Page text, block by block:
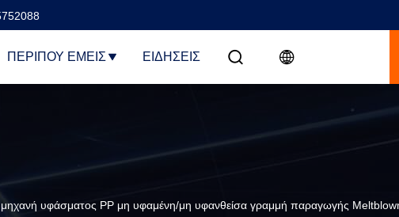
ΠΕΡΊΠΟΥ ΕΜΕΊΣ ΕΙΔΗΣΕΙΣ
μηχανή υφάσματος PP μη υφαμένη/μη υφανθείσα γραμμή παραγωγής